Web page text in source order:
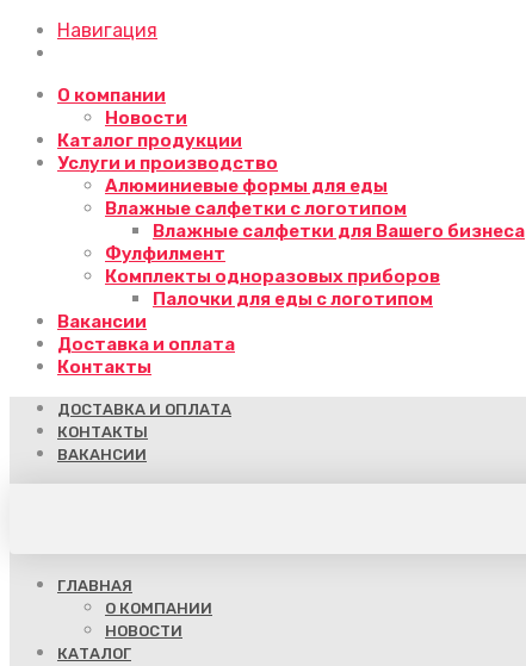
Навигация
О компании
Новости
Каталог продукции
Услуги и производство
Алюминиевые формы для еды
Влажные салфетки с логотипом
Влажные салфетки для Вашего бизнеса
Фулфилмент
Комплекты одноразовых приборов
Палочки для еды с логотипом
Вакансии
Доставка и оплата
Контакты
ДОСТАВКА И ОПЛАТА
КОНТАКТЫ
ВАКАНСИИ
ГЛАВНАЯ
О КОМПАНИИ
НОВОСТИ
КАТАЛОГ